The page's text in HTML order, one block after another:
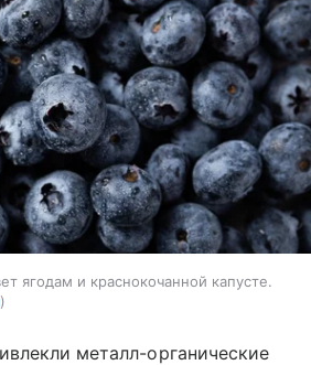
ягодам и краснокочанной капусте.
металл-органические